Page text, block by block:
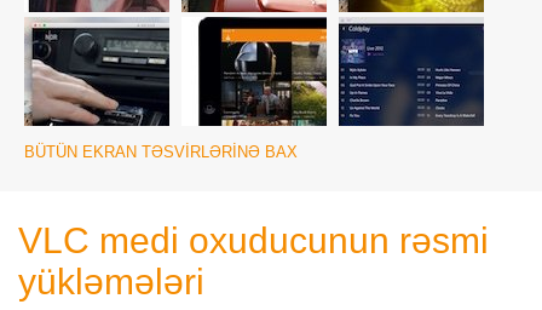
BÜTÜN EKRAN TƏSVIRLƏRINƏ BAX
VLC medi oxuducunun rəsmi
yükləmələri